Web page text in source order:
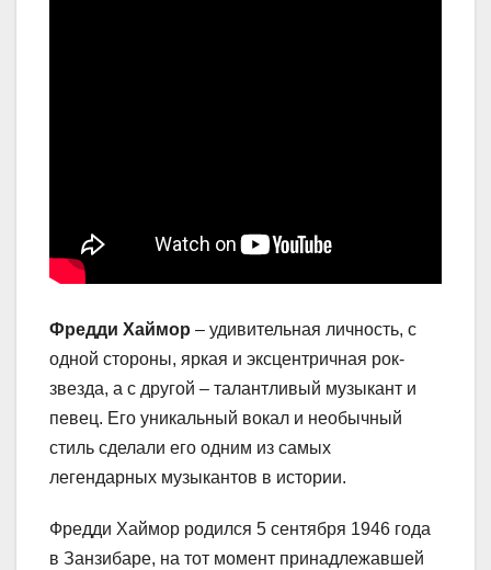
Фредди Хаймор – удивительная личность, с
одной стороны, яркая и эксцентричная рок-
звезда, а с другой – талантливый музыкант и
певец. Его уникальный вокал и необычный
стиль сделали его одним из самых
легендарных музыкантов в истории.
Фредди Хаймор родился 5 сентября 1946 года
в Занзибаре, на тот момент принадлежавшей